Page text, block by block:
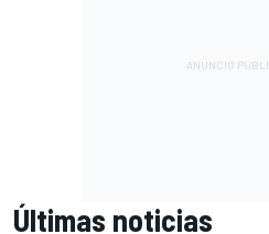
Últimas noticias